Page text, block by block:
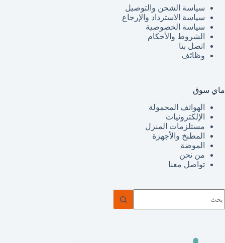
سياسة الشحن والتوصيل
سياسة الاسترداد والإرجاع
سياسة الخصوصية
الشروط والأحكام
اتصل بنا
وظائف
ماي سوق
الهواتف المحمولة
الإلكترونيات
مستلزمات المنزل
المطبخ والأجهزة
الموضة
من نحن
تواصل معنا
توجد